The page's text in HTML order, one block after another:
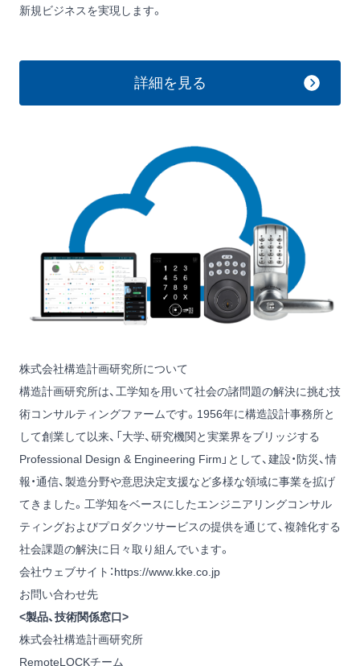
新規ビジネスを実現します。
詳細を見る
株式会社構造計画研究所について
構造計画研究所は、工学知を用いて社会の諸問題の解決に挑む技
術コンサルティングファームです。1956年に構造設計事務所と
して創業して以来、「大学、研究機関と実業界をブリッジする
Professional Design & Engineering Firm」として、建設・防災、情
報・通信、製造分野や意思決定支援など多様な領域に事業を拡げ
てきました。工学知をベースにしたエンジニアリングコンサル
ティングおよびプロダクツサービスの提供を通じて、複雑化する
社会課題の解決に日々取り組んでいます。
会社ウェブサイト：https://www.kke.co.jp
お問い合わせ先
<製品、技術関係窓口>
株式会社構造計画研究所
RemoteLOCKチーム